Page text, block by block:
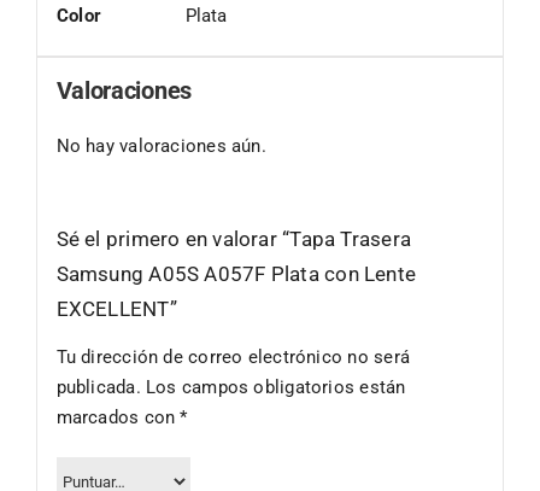
Color
Plata
Valoraciones
No hay valoraciones aún.
Sé el primero en valorar “Tapa Trasera
Samsung A05S A057F Plata con Lente
EXCELLENT”
Tu dirección de correo electrónico no será
publicada. Los campos obligatorios están
marcados con*